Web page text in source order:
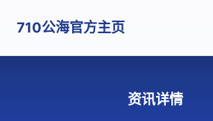
710公海官方主页
资讯详情